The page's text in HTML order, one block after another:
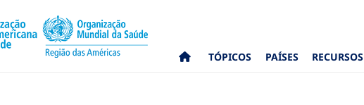
TÓPICOS PAÍSES RECURSOS